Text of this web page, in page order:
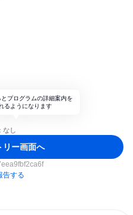
プログラムの詳細案内を
るようになります
なし
リー画面へ
告する